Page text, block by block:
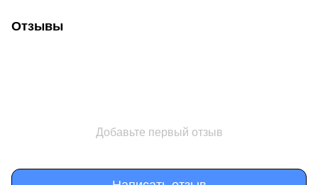
Отзывы
Добавьте первый отзыв